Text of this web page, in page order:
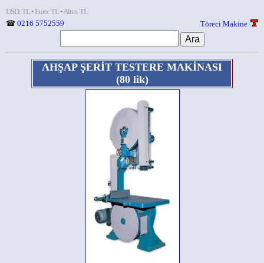
USD: TL • Euro: TL • Altın: TL
☎ 0216 5752559 Töreci Makine
AHŞAP ŞERİT TESTERE MAKİNASI
(80 lik)